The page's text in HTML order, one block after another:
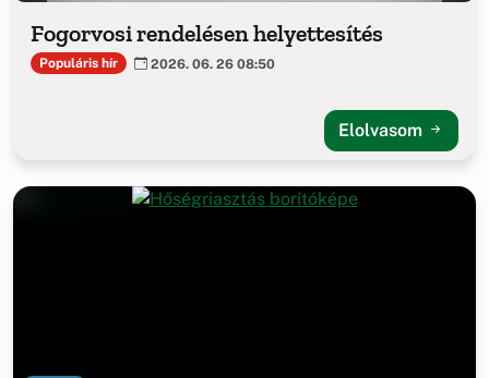
Fogorvosi rendelésen helyettesítés
Populáris hír 2026. 06. 26 08:50
Elolvasom